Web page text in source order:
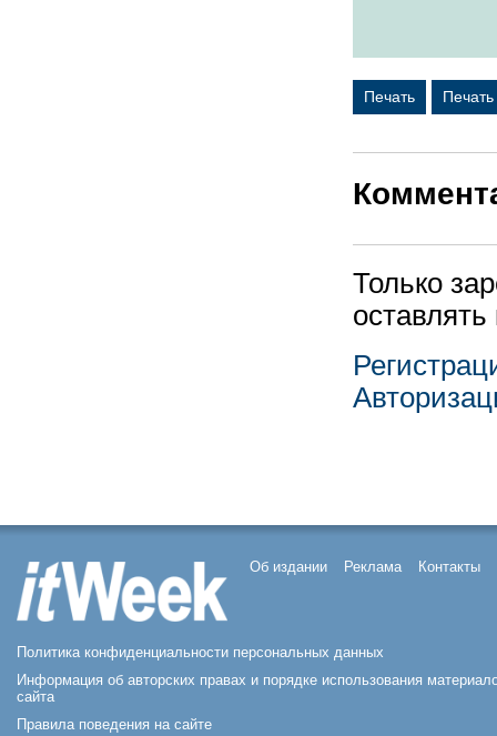
Печать
Только
Об издании Реклама Контакты
Политика конфиденциальности персональных данных
Информация об авторских правах и порядке использования
сайта
Правила поведения на сайте